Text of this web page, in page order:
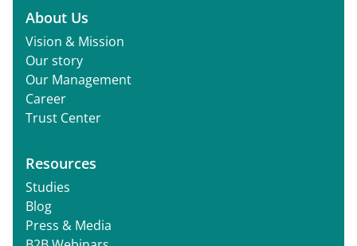
About Us
Vision & Mission
Our story
Our Management
Career
Trust Center
Resources
Studies
Blog
Press & Media